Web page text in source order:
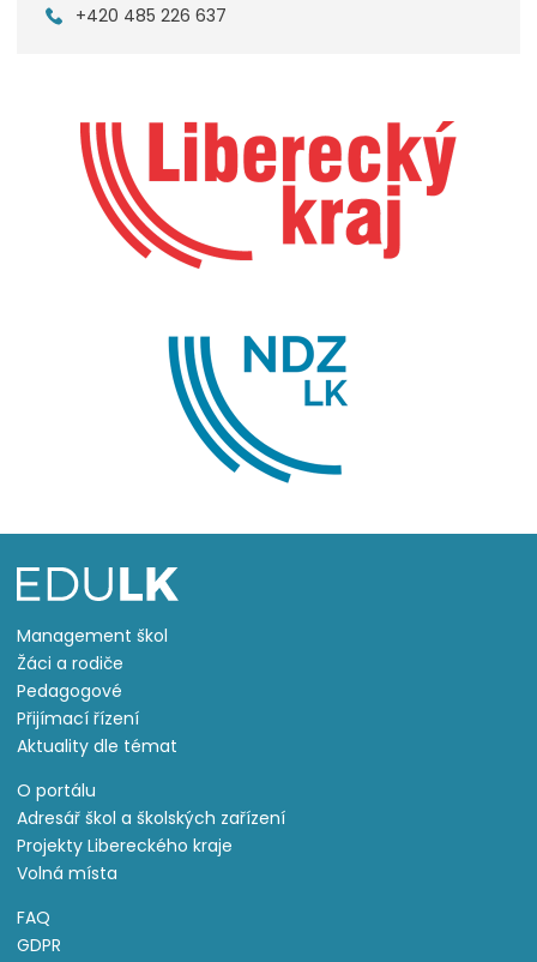
+420 485 226 637
Management škol
Žáci a rodiče
Pedagogové
Přijímací řízení
Aktuality dle témat
O portálu
Adresář škol a školských zařízení
Projekty Libereckého kraje
Volná místa
FAQ
GDPR